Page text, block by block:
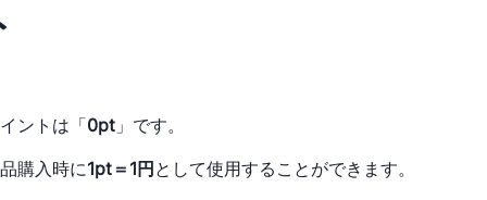
ントは「0pt 」です。
購入時に1pt＝1円として使用することができます。